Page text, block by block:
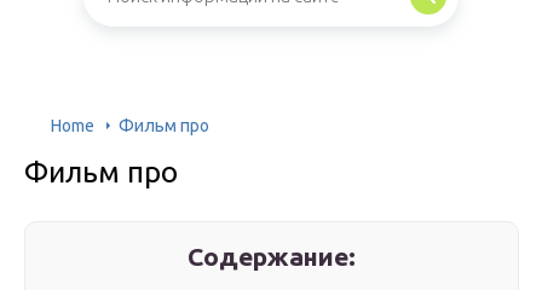
Home Фильм про
Фильм про
Содержание: